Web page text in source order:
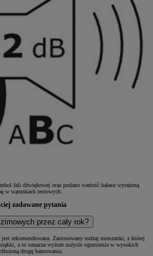
fali dźwiękowej oraz podano wartość hałasu wyrażoną
w warunkach testowych.
zadawane pytania
przez cały rok?
rekomendowana. Zastosowany rodzaj mieszanki, z której
a to oznacza wyższe zużycie ogumienia w wysokich
drogę hamowania.